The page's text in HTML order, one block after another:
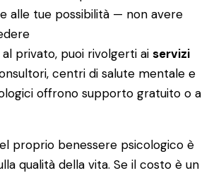
alle tue possibilità — non avere
privato, puoi rivolgerti ai servizi
centri di salute mentale e
offrono supporto gratuito o a
proprio benessere psicologico è
qualità della vita. Se il costo è un